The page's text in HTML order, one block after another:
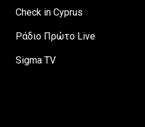
Check in Cyprus
Ράδιο Πρώτο Live
Sigma TV